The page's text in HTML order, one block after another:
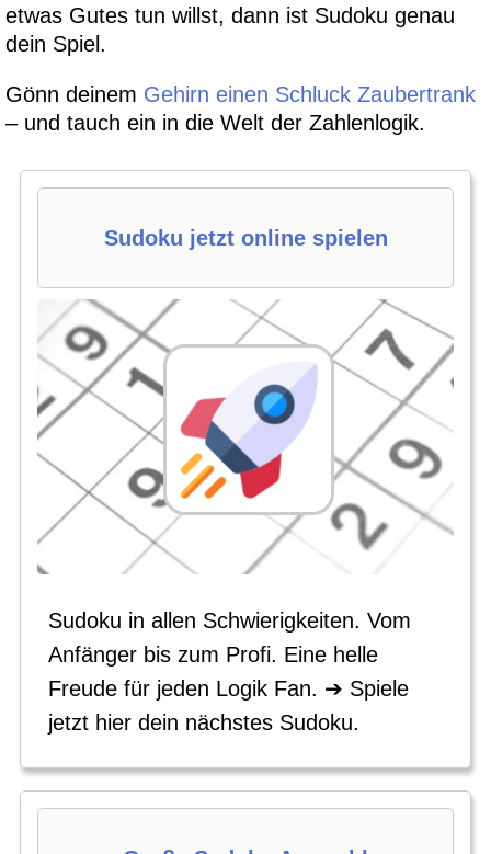
etwas Gutes tun willst, dann ist Sudoku genau
dein Spiel.
Gönn deinem Gehirn einen Schluck Zaubertrank
– und tauch ein in die Welt der Zahlenlogik.
Sudoku jetzt online spielen
Sudoku in allen Schwierigkeiten. Vom
Anfänger bis zum Profi. Eine helle
Freude für jeden Logik Fan. ➔ Spiele
jetzt hier dein nächstes Sudoku.